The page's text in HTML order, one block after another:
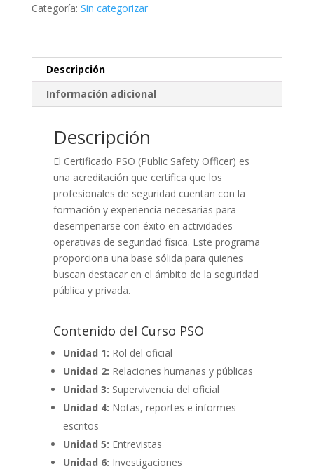
cantidad
Categoría: Sin categorizar
Descripción
Información adicional
Descripción
El Certificado PSO (Public Safety Officer) es
una acreditación que certifica que los
profesionales de seguridad cuentan con la
formación y experiencia necesarias para
desempeñarse con éxito en actividades
operativas de seguridad física. Este programa
proporciona una base sólida para quienes
buscan destacar en el ámbito de la seguridad
pública y privada.
Contenido del Curso PSO
Unidad 1: Rol del oficial
Unidad 2: Relaciones humanas y públicas
Unidad 3: Supervivencia del oficial
Unidad 4: Notas, reportes e informes
escritos
Unidad 5: Entrevistas
Unidad 6: Investigaciones